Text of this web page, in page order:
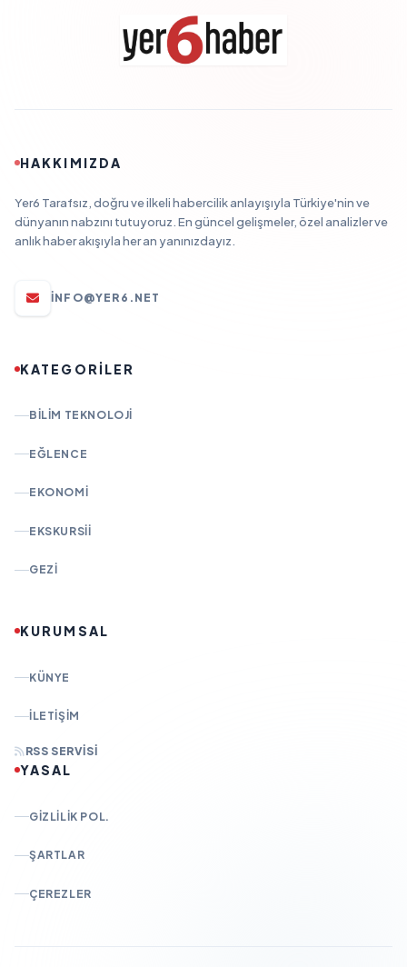
HAKKIMIZDA
Yer6 Tarafsız, doğru ve ilkeli habercilik anlayışıyla Türkiye'nin ve
dünyanın nabzını tutuyoruz. En güncel gelişmeler, özel analizler ve
anlık haber akışıyla her an yanınızdayız.
INFO@YER6.NET
KATEGORİLER
BILIM TEKNOLOJI
EĞLENCE
EKONOMI
EKSKURSII
GEZI
KURUMSAL
KÜNYE
İLETIŞIM
RSS SERVISI
YASAL
GIZLILIK POL.
ŞARTLAR
ÇEREZLER